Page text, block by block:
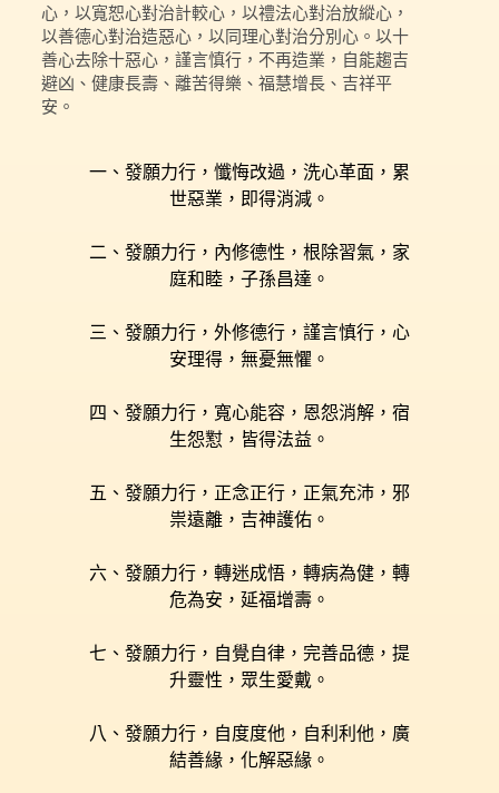
心，以寬恕心對治計較心，以禮法心對治放縱心，
以善德心對治造惡心，以同理心對治分別心。以十
善心去除十惡心，謹言慎行，不再造業，自能趨吉
避凶、健康長壽、離苦得樂、福慧增長、吉祥平
安。
一、發願力行，懺悔改過，洗心革面，累
世惡業，即得消減。
二、發願力行，內修德性，根除習氣，家
庭和睦，子孫昌達。
三、發願力行，外修德行，謹言慎行，心
安理得，無憂無懼。
四、發願力行，寬心能容，恩怨消解，宿
生怨懟，皆得法益。
五、發願力行，正念正行，正氣充沛，邪
祟遠離，吉神護佑。
六、發願力行，轉迷成悟，轉病為健，轉
危為安，延福增壽。
七、發願力行，自覺自律，完善品德，提
升靈性，眾生愛戴。
八、發願力行，自度度他，自利利他，廣
結善緣，化解惡緣。